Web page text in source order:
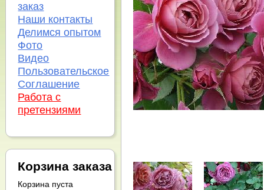
заказ
Наши контакты
Делимся опытом
Фото
Видео
Пользовательское
Соглашение
Работа с
претензиями
Корзина заказа
Корзина пуста